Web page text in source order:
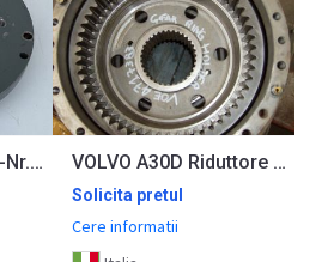
Liebherr Bremse ID-Nr.90204666. A924 HL, A924, LH30 C, LH30 M, LH35 M, LH35 MT, R922. #BR0401.02# VOLVO A30D Riduttore senza ingranaggi.
Solicita pretul
Cere informatii